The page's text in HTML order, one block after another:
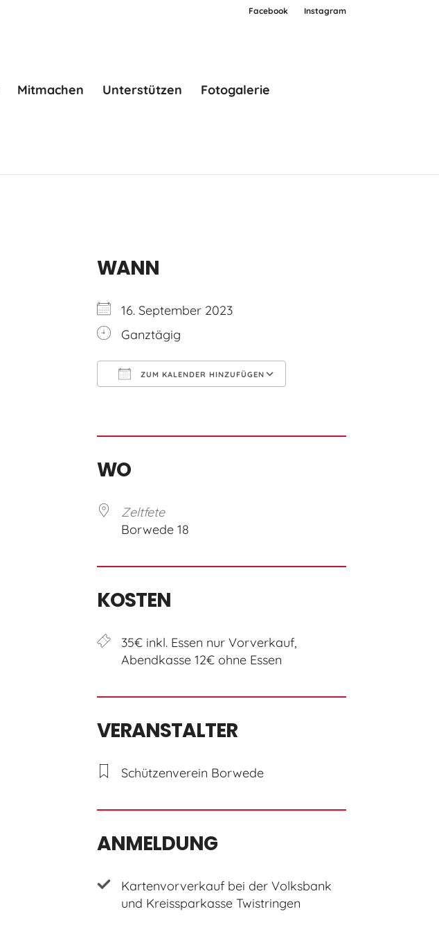
Facebook Instagram
Mitmachen Unterstützen Fotogalerie
WANN
16. September 2023
Ganztägig
ZUM KALENDER HINZUFÜGEN
WO
Zeltfete
Borwede 18
KOSTEN
35€ inkl. Essen nur Vorverkauf,
Abendkasse 12€ ohne Essen
VERANSTALTER
Schützenverein Borwede
ANMELDUNG
Kartenvorverkauf bei der Volksbank
und Kreissparkasse Twistringen